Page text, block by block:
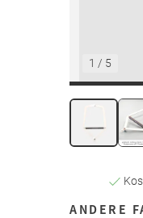
1 / 5
ANDERE